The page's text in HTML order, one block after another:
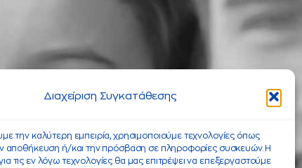
Διαχείριση Συγκατάθεσης
την καλύτερη εμπειρία, χρησιμοποιούμε τεχνολογίες όπως
αποθήκευση ή/και την πρόσβαση σε πληροφορίες συσκευών. Η
τις εν λόγω τεχνολογίες θα μας επιτρέψει να επεξεργαστούμε